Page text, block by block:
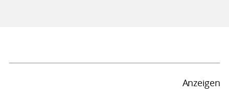
Anzeigen